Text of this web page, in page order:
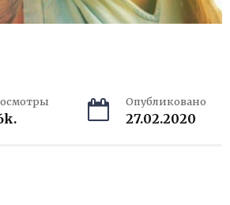
Опубликовано
27.02.2020